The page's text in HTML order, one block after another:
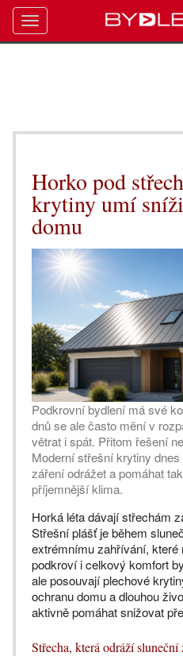
Horko pod
krytiny umí
domu
Podkrovní bydlení má své
dnů se ale často mění v
větrat i spát. Přitom řešení
Moderní střešní krytiny
záření odrážet a pomáhat
příjemnější klima.
Horká léta dávají střechám
Střešní plášť je během
extrémnímu zahřívání, které
podkroví i celkový komfort
ale posouvají plechové
ochranu domu a dlouhou
aktivně pomáhat snižovat
Střecha, která odráží sluneční
Toggle
navigation